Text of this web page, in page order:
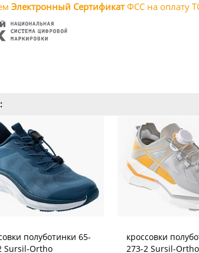
Электронный СертификатФСС на оплату
полуботинки 65-
Sursil-Ortho
кроссовки
273-2 Sursil-Ortho